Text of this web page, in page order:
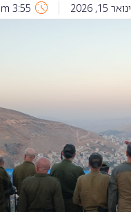
ינואר 15, 2026 3:55 pm